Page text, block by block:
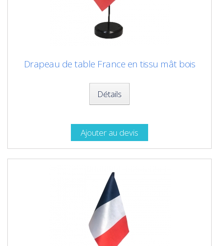
Drapeau de table France en tissu mât bois
Détails
Ajouter au devis